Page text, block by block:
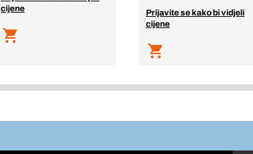
cijene
Prijavite se kako bi vidjeli
cijene